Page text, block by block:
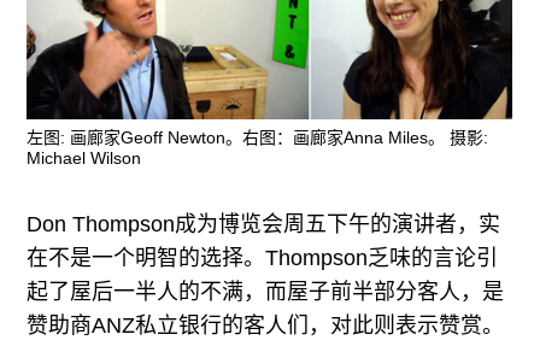
左图: 画廊家Geoff Newton。右图：画廊家Anna Miles。 摄影:
Michael Wilson
Don Thompson成为博览会周五下午的演讲者，实
在不是一个明智的选择。Thompson乏味的言论引
起了屋后一半人的不满，而屋子前半部分客人，是
赞助商ANZ私立银行的客人们，对此则表示赞赏。